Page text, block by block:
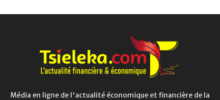
Média en ligne de l'actualité économique et financière de la